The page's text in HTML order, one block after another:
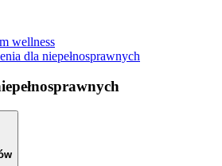
wellness
dla niepełnosprawnych